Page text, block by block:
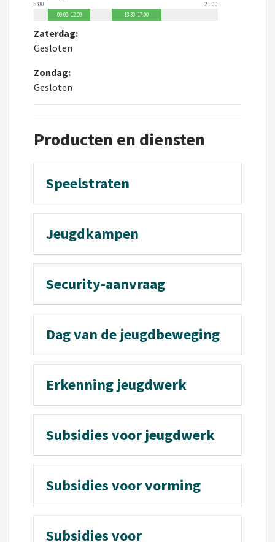
8:00 21:00
09:00–12:00 13:30–17:00
Zaterdag:
Gesloten
Zondag:
Gesloten
Producten en diensten
Speelstraten
Jeugdkampen
Security-aanvraag
Dag van de jeugdbeweging
Erkenning jeugdwerk
Subsidies voor jeugdwerk
Subsidies voor vorming
Subsidies voor